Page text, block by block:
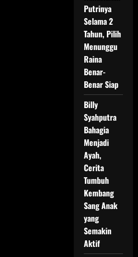
Putrinya
Selama 2
Tahun, Pilih
Menunggu
Raina
Benar-
Benar Siap
Billy
Syahputra
Bahagia
Menjadi
Ayah,
Cerita
Tumbuh
Kembang
Sang Anak
yang
Semakin
Aktif